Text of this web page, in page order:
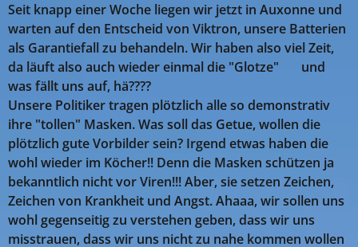
Seit knapp einer Woche liegen wir jetzt in Auxonne und
warten auf den Entscheid von Viktron, unsere Batterien
als Garantiefall zu behandeln. Wir haben also viel Zeit,
da läuft also auch wieder einmal die "Glotze" 😂 und
was fällt uns auf, hä????
Unsere Politiker tragen plötzlich alle so demonstrativ
ihre "tollen" Masken. Was soll das Getue, wollen die
plötzlich gute Vorbilder sein? Irgend etwas haben die
wohl wieder im Köcher!! Denn die Masken schützen ja
bekanntlich nicht vor Viren!!! Aber, sie setzen Zeichen,
Zeichen von Krankheit und Angst. Ahaaa, wir sollen uns
wohl gegenseitig zu verstehen geben, dass wir uns
misstrauen, dass wir uns nicht zu nahe kommen wollen